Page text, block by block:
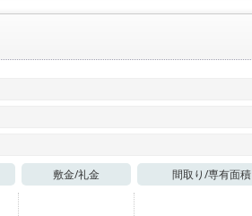
敷金/礼金 間取り/専有面積